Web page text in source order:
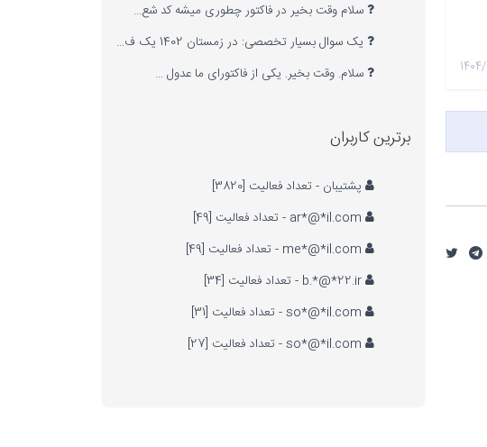
سلام وقت بخیر در فاکتور چطوری میشه کد شع…
یک سوال بسیار تخصصی: در زمستان 1402 یک ف…
سلام. وقت بخیر. یکی از فاکتورای ما عدول …
برترین کاربران
پشتیبان - تعداد فعالیت [3820]